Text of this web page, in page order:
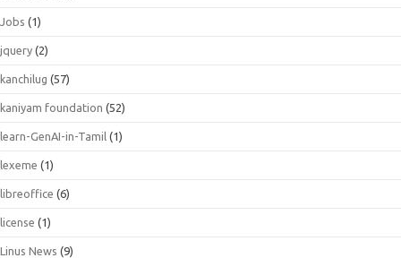
Jobs (1)
jquery (2)
kanchilug (57)
kaniyam foundation (52)
learn-GenAI-in-Tamil (1)
lexeme (1)
libreoffice (6)
license (1)
Linus News (9)